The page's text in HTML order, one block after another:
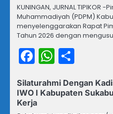
KUNINGAN, JURNAL TIPIKOR
Muhammadiyah (PDPM)
menyelenggarakan Rapat
Tahun 2026 dengan
Facebook
Silaturahmi Dengan
IWO I Kabupaten
Kerja